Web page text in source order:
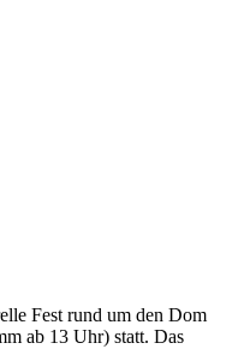
Fest rund um den Dom
ab 13 Uhr) statt. Das